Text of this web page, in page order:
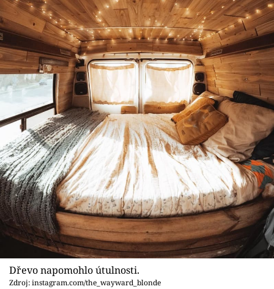
Dřevo napomohlo útulnosti.
Zdroj: instagram.com/the_wayward_blonde